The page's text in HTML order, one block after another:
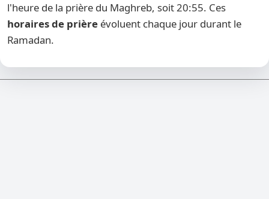
l'heure de la prière du Maghreb, soit 20:55. Ces
horaires de prière évoluent chaque jour durant le
Ramadan.